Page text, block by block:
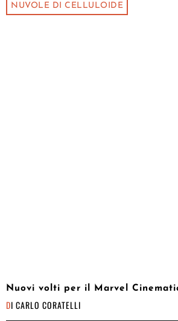
NUVOLE DI CELLULOIDE
Nuovi volti per il Marvel
DI CARLO CORATELLI